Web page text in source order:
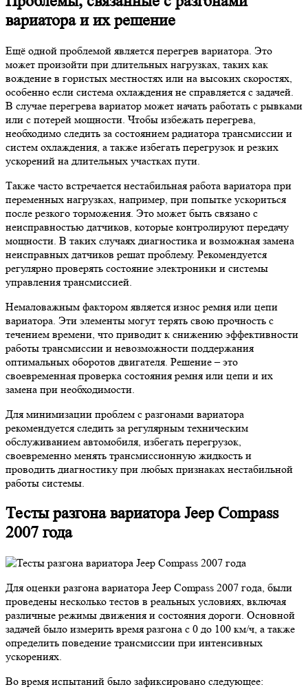
вариатора и их решение
Ещё одной проблемой является перегрев вариатора. Это
может произойти при длительных нагрузках, таких как
вождение в гористых местностях или на высоких скоростях,
особенно если система охлаждения не справляется с задачей.
В случае перегрева вариатор может начать работать с рывками
или с потерей мощности. Чтобы избежать перегрева,
необходимо следить за состоянием радиатора трансмиссии и
систем охлаждения, а также избегать перегрузок и резких
ускорений на длительных участках пути.
Также часто встречается нестабильная работа вариатора при
переменных нагрузках, например, при попытке ускориться
после резкого торможения. Это может быть связано с
неисправностью датчиков, которые контролируют передачу
мощности. В таких случаях диагностика и возможная замена
неисправных датчиков решат проблему. Рекомендуется
регулярно проверять состояние электроники и системы
управления трансмиссией.
Немаловажным фактором является износ ремня или цепи
вариатора. Эти элементы могут терять свою прочность с
течением времени, что приводит к снижению эффективности
работы трансмиссии и невозможности поддержания
оптимальных оборотов двигателя. Решение – это
своевременная проверка состояния ремня или цепи и их
замена при необходимости.
Для минимизации проблем с разгонами вариатора
рекомендуется следить за регулярным техническим
обслуживанием автомобиля, избегать перегрузок,
своевременно менять трансмиссионную жидкость и
проводить диагностику при любых признаках нестабильной
работы системы.
Тесты разгона вариатора Jeep Compass
2007 года
Для оценки разгона вариатора Jeep Compass 2007 года, были
проведены несколько тестов в реальных условиях, включая
различные режимы движения и состояния дороги. Основной
задачей было измерить время разгона с 0 до 100 км/ч, а также
определить поведение трансмиссии при интенсивных
ускорениях.
Во время испытаний было зафиксировано следующее: